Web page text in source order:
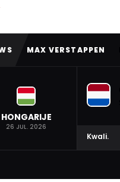
MAX VERSTAPPEN
HONGARIJE
26 JUL. 2026
Kwali.